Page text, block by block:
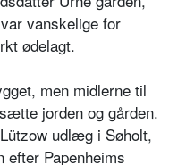
vanskelige for
ødelagt.
men midlerne til
jorden og gården.
udlæg i Søholt,
efter Papenheims